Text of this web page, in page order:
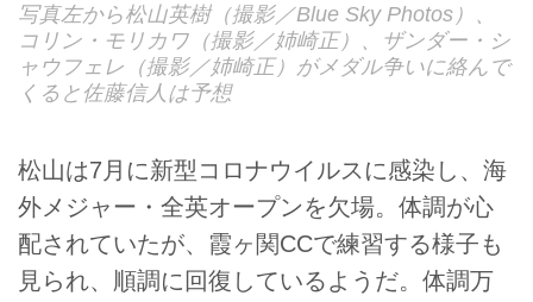
写真左から松山英樹（撮影／Blue Sky Photos）、
コリン・モリカワ（撮影／姉崎正）、ザンダー・シ
ャウフェレ（撮影／姉崎正）がメダル争いに絡んで
くると佐藤信人は予想
松山は7月に新型コロナウイルスに感染し、海
外メジャー・全英オープンを欠場。体調が心
配されていたが、霞ヶ関CCで練習する様子も
見られ、順調に回復しているようだ。体調万